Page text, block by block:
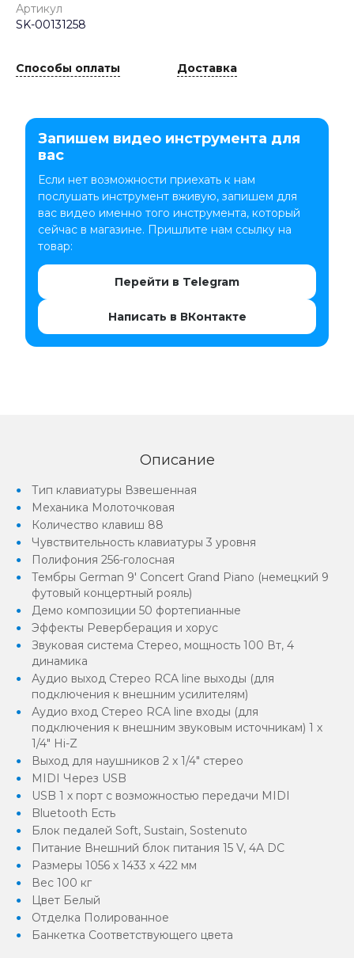
Артикул
SK-00131258
Способы оплаты Доставка
Запишем видео инструмента для
вас
Если нет возможности приехать к нам
послушать инструмент вживую, запишем для
вас видео именно того инструмента, который
сейчас в магазине. Пришлите нам ссылку на
товар:
Перейти в Telegram
Написать в ВКонтакте
Описание
Тип клавиатуры Взвешенная
Механика Молоточковая
Количество клавиш 88
Чувствительность клавиатуры 3 уровня
Полифония 256-голосная
Тембры German 9' Concert Grand Piano (немецкий 9
футовый концертный рояль)
Демо композиции 50 фортепианные
Эффекты Реверберация и хорус
Звуковая система Стерео, мощность 100 Вт, 4
динамика
Аудио выход Стерео RCA line выходы (для
подключения к внешним усилителям)
Аудио вход Стерео RCA line входы (для
подключения к внешним звуковым источникам) 1 х
1/4" Hi-Z
Выход для наушников 2 x 1/4" стерео
MIDI Через USB
USB 1 х порт с возможностью передачи MIDI
Bluetooth Есть
Блок педалей Soft, Sustain, Sostenuto
Питание Внешний блок питания 15 V, 4A DC
Размеры 1056 х 1433 х 422 мм
Вес 100 кг
Цвет Белый
Отделка Полированное
Банкетка Соответствующего цвета